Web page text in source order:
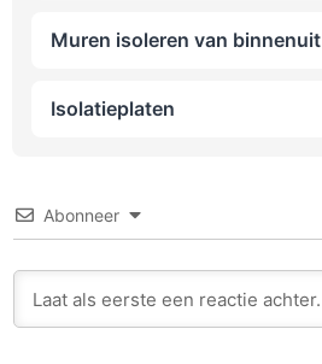
Muren isoleren van binnenuit
Isolatieplaten
Abonneer